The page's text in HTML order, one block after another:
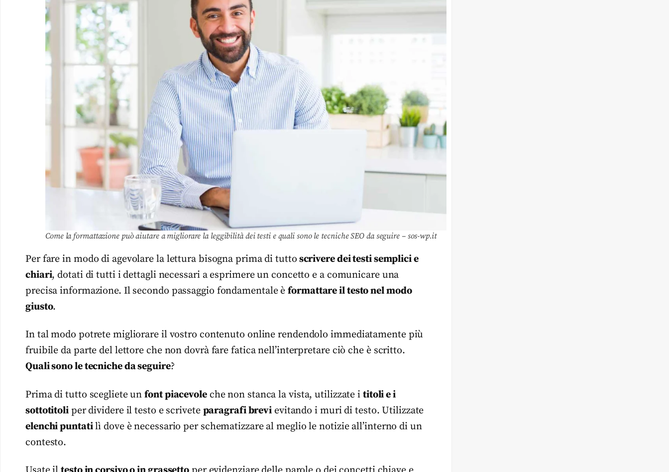
Come la formattazione può aiutare a migliorare la leggibilità dei testi e quali sono le tecniche SEO da seguire – sos-wp.it
Per fare in modo di agevolare la lettura bisogna prima di tutto scrivere dei testi semplici e
chiari, dotati di tutti i dettagli necessari a esprimere un concetto e a comunicare una
precisa informazione. Il secondo passaggio fondamentale èformattare il testo nel modo
giusto.
In tal modo potrete migliorare il vostro contenuto online rendendolo immediatamente più
fruibile da parte del lettore che non dovrà fare fatica nell’interpretare ciò che è scritto.
Quali sono le tecniche da seguire?
Prima di tutto scegliete unfont piacevoleche non stanca la vista, utilizzate i titoli e i
sottotitoliper dividere il testo e scrivete paragrafi brevi evitando i muri di testo. Utilizzate
elenchi puntatilì dove è necessario per schematizzare al meglio le notizie all’interno di un
contesto.